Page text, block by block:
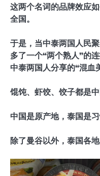
这两个名词的品牌效应
全国。
于是，当中泰两国人民
多了一个“两个熟人”的
中泰两国人分享的“混血
馄饨、虾饺、饺子都是
中国是原产地，泰国是习
除了曼谷以外，泰国各